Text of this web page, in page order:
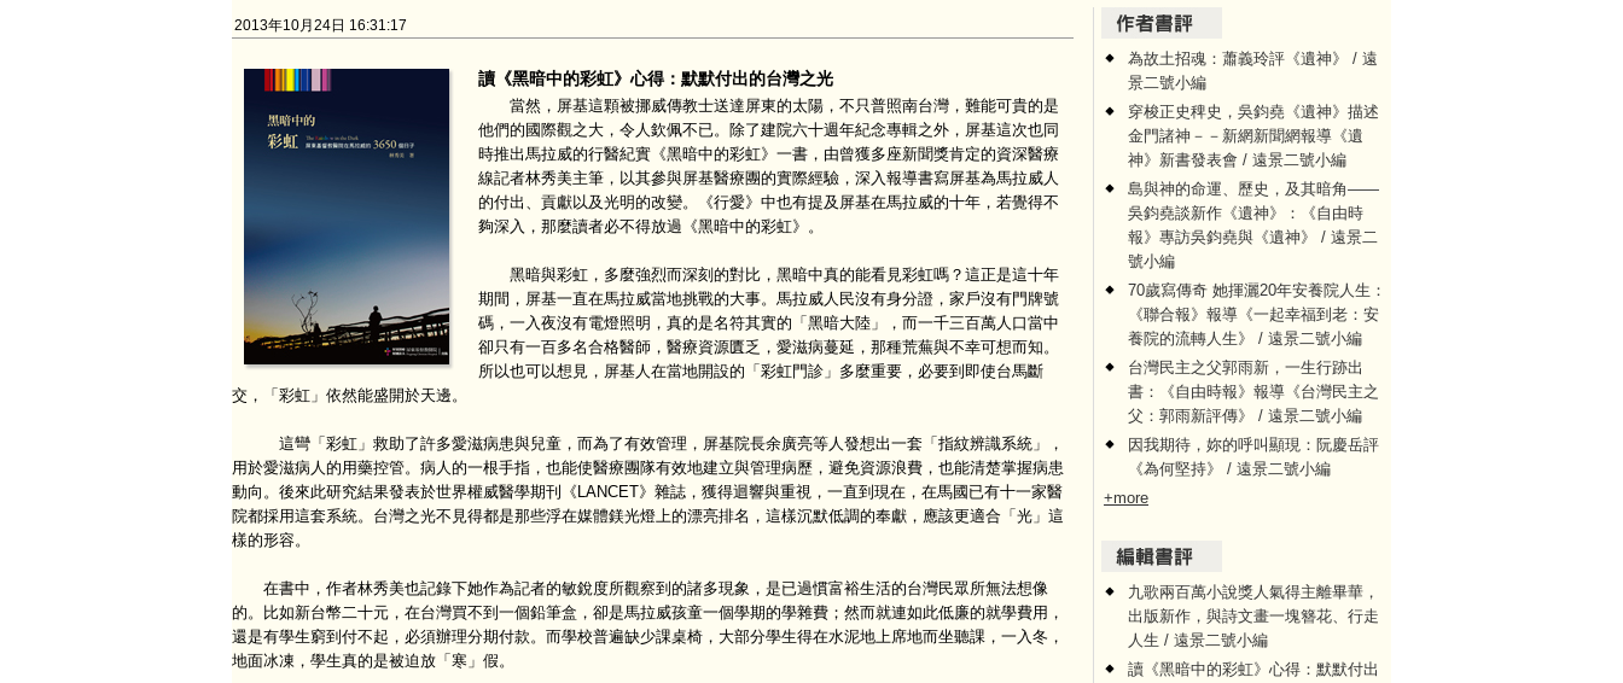
2013年10月24日 16:31:17
讀《黑暗中的彩虹》心得：默默付出的台灣之光
當然，屏基這顆被挪威傳教士送達屏東的太陽，不只普照南台灣，難能可貴的是
他們的國際觀之大，令人欽佩不已。除了建院六十週年紀念專輯之外，屏基這次也同
時推出馬拉威的行醫紀實《黑暗中的彩虹》一書，由曾獲多座新聞獎肯定的資深醫療
線記者林秀美主筆，以其參與屏基醫療團的實際經驗，深入報導書寫屏基為馬拉威人
的付出、貢獻以及光明的改變。《行愛》中也有提及屏基在馬拉威的十年，若覺得不
夠深入，那麼讀者必不得放過《黑暗中的彩虹》。
黑暗與彩虹，多麼強烈而深刻的對比，黑暗中真的能看見彩虹嗎？這正是這十年
期間，屏基一直在馬拉威當地挑戰的大事。馬拉威人民沒有身分證，家戶沒有門牌號
碼，一入夜沒有電燈照明，真的是名符其實的「黑暗大陸」，而一千三百萬人口當中
卻只有一百多名合格醫師，醫療資源匱乏，愛滋病蔓延，那種荒蕪與不幸可想而知。
所以也可以想見，屏基人在當地開設的「彩虹門診」多麼重要，必要到即使台馬斷
交，「彩虹」依然能盛開於天邊。
這彎「彩虹」救助了許多愛滋病患與兒童，而為了有效管理，屏基院長余廣亮等人發想出一套「指紋辨識系統」，
用於愛滋病人的用藥控管。病人的一根手指，也能使醫療團隊有效地建立與管理病歷，避免資源浪費，也能清楚掌握病患
動向。後來此研究結果發表於世界權威醫學期刊《LANCET》雜誌，獲得迴響與重視，一直到現在，在馬國已有十一家醫
院都採用這套系統。台灣之光不見得都是那些浮在媒體鎂光燈上的漂亮排名，這樣沉默低調的奉獻，應該更適合「光」這
樣的形容。
在書中，作者林秀美也記錄下她作為記者的敏銳度所觀察到的諸多現象，是已過慣富裕生活的台灣民眾所無法想像
的。比如新台幣二十元，在台灣買不到一個鉛筆盒，卻是馬拉威孩童一個學期的學雜費；然而就連如此低廉的就學費用，
還是有學生窮到付不起，必須辦理分期付款。而學校普遍缺少課桌椅，大部分學生得在水泥地上席地而坐聽課，一入冬，
地面冰凍，學生真的是被迫放「寒」假。
為故土招魂：蕭義玲評《遺神》 / 遠
景二號小編
穿梭正史稗史，吳鈞堯《遺神》描述
金門諸神－－新網新聞網報導《遺
神》新書發表會 / 遠景二號小編
島與神的命運、歷史，及其暗角——
吳鈞堯談新作《遺神》：《自由時
報》專訪吳鈞堯與《遺神》 / 遠景二
號小編
70歲寫傳奇 她揮灑20年安養院人生：
《聯合報》報導《一起幸福到老：安
養院的流轉人生》 / 遠景二號小編
台灣民主之父郭雨新，一生行跡出
書：《自由時報》報導《台灣民主之
父：郭雨新評傳》 / 遠景二號小編
因我期待，妳的呼叫顯現：阮慶岳評
《為何堅持》 / 遠景二號小編
+more
九歌兩百萬小說獎人氣得主離畢華，
出版新作，與詩文畫一塊簪花、行走
人生 / 遠景二號小編
讀《黑暗中的彩虹》心得：默默付出